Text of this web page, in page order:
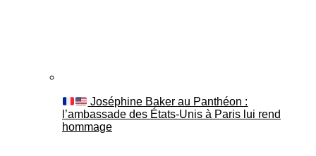
Joséphine Baker au Panthéon :
l’ambassade des États-Unis à Paris lui rend
hommage